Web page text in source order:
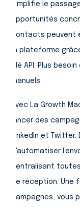
simplifie le
opportunités
contacts peuvent
la plateforme
clé API. Plus
manuels.
Avec La Growth
lancer des
LinkedIn et
d'automatiser
centralisant
de réception. Une
campagnes, vous